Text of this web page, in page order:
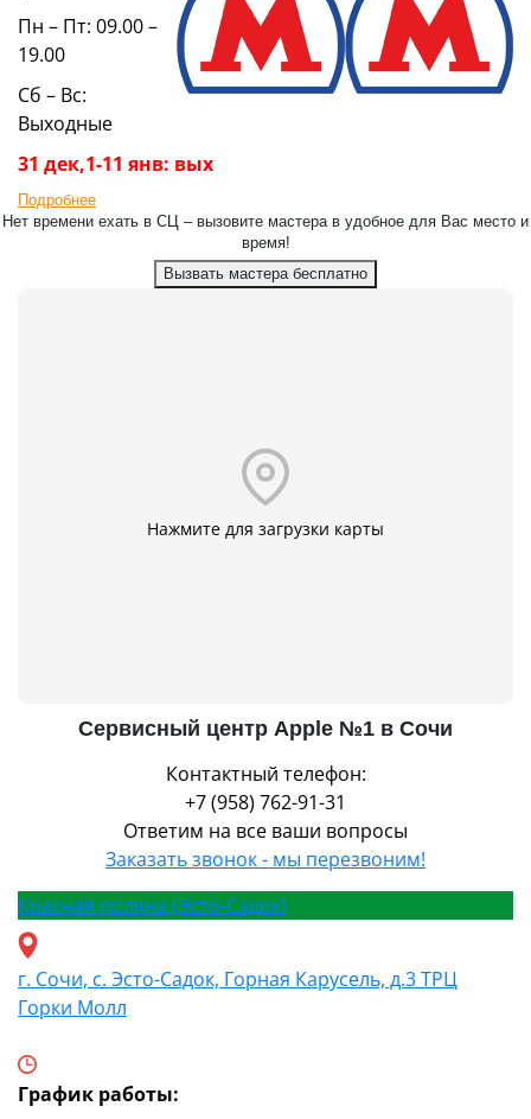
Пн – Пт: 09.00 –
19.00
Сб – Вс:
Выходные
31 дек,1-11 янв: вых
Подробнее
Нет времени ехать в СЦ – вызовите мастера в удобное для Вас место и
время!
Вызвать мастера бесплатно
Нажмите для загрузки карты
Сервисный центр Apple №1 в Сочи
Контактный телефон:
+7 (958) 762-91-31
Ответим на все ваши вопросы
Заказать звонок - мы перезвоним!
Красная поляна (Эсто-Садок)
г. Сочи, с. Эсто-Садок, Горная Карусель, д.3 ТРЦ
Горки Молл
График работы: